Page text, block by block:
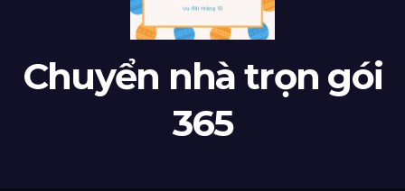
Chuyển nhà trọn gói
365